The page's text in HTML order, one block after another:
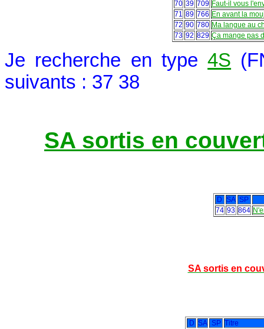
70 39 709 Faut-il vous
71 89 766 En avant la
72 90 780 Ma langue au
73 92 829 Ça mange pas
Je recherche en type4S
suivants : 37 38
SA sortis en
D SA SP
74 93 864
SA sortis en
D SA SP Titre